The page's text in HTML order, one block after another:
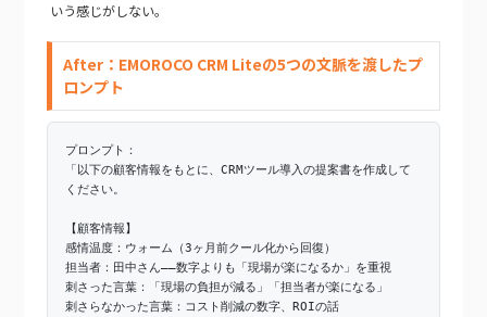
いう感じがしない。
After：EMOROCO CRM Liteの5つの文脈を渡したプ
ロンプト
プロンプト：
「以下の顧客情報をもとに、CRMツール導入の提案書を作成して
ください。
【顧客情報】
感情温度：ウォーム（3ヶ月前クール化から回復）
担当者：田中さん——数字よりも「現場が楽になるか」を重視
刺さった言葉：「現場の負担が減る」「担当者が楽になる」
刺さらなかった言葉：コスト削減の数字、ROIの話